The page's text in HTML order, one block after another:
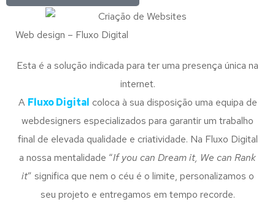
Web design – Fluxo Digital
Esta é a solução indicada para ter uma presença única na
internet.
A Fluxo Digital coloca à sua disposição uma equipa de
webdesigners especializados para garantir um trabalho
final de elevada qualidade e criatividade. Na Fluxo Digital
a nossa mentalidade “If you can Dream it, We can Rank
it” significa que nem o céu é o limite, personalizamos o
seu projeto e entregamos em tempo recorde.